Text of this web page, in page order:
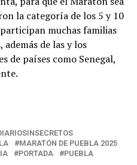
la categoría de los 5 y 10
muchas familias
además de las y los
de países como Senegal,
MARATÓN DE PUEBLA 2025
PORTADA PUEBLA